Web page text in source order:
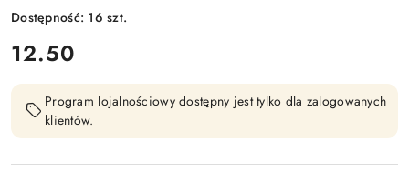
Dostępność: 16szt.
cena:
12.50
Program lojalnościowy dostępny jest tylko dla zalogowanych
klientów.